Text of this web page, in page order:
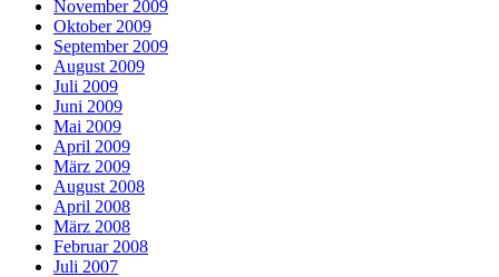
November 2009
Oktober 2009
September 2009
August 2009
Juli 2009
Juni 2009
Mai 2009
April 2009
März 2009
August 2008
April 2008
März 2008
Februar 2008
Juli 2007